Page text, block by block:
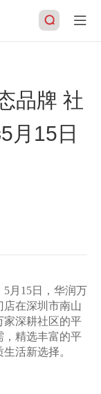
搜索
品牌 社
月15日
5月15日，华润万
在深圳市南山
家深耕社区的平
，精选丰富的平
活新选择。